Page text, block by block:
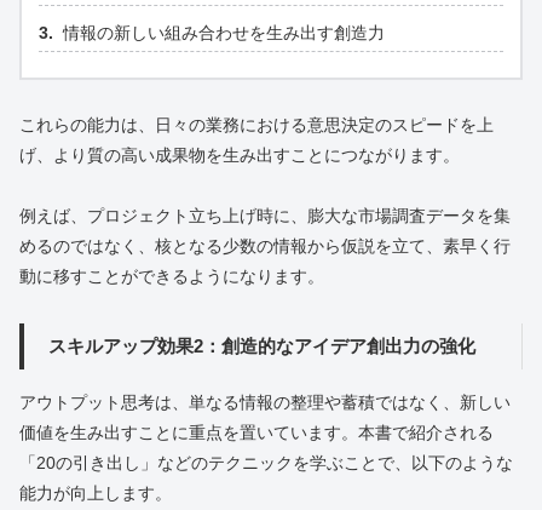
情報の新しい組み合わせを生み出す創造力
これらの能力は、日々の業務における意思決定のスピードを上
げ、より質の高い成果物を生み出すことにつながります。
例えば、プロジェクト立ち上げ時に、膨大な市場調査データを集
めるのではなく、核となる少数の情報から仮説を立て、素早く行
動に移すことができるようになります。
スキルアップ効果2：創造的なアイデア創出力の強化
アウトプット思考は、単なる情報の整理や蓄積ではなく、新しい
価値を生み出すことに重点を置いています。本書で紹介される
「20の引き出し」などのテクニックを学ぶことで、以下のような
能力が向上します。